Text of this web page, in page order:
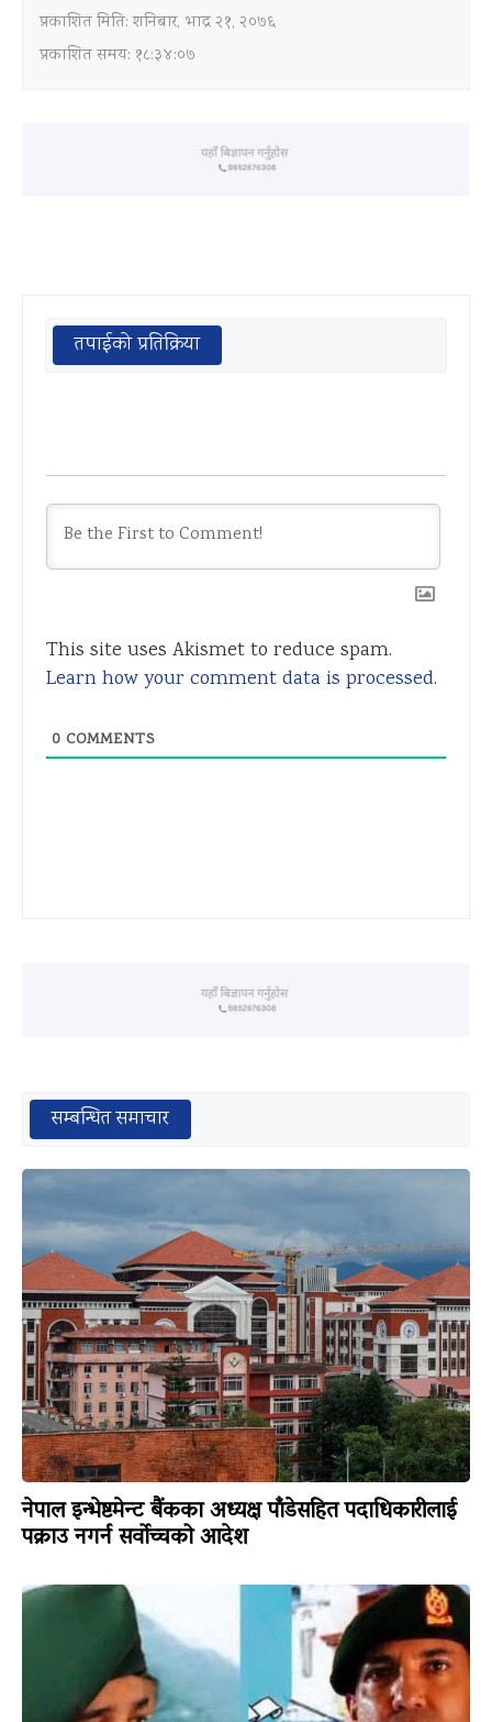
प्रकाशित मिति:शनिबार, भाद्र २१, २०७६
प्रकाशित समय: १८:३४:०७
तपाईको प्रतिक्रिया
This site uses Akismet to reduce spam.
Learn how your comment data is processed.
0 COMMENTS
सम्बन्धित समाचार
नेपाल इन्भेष्टमेन्ट बैंकका अध्यक्ष पाँडेसहित पदाधिकारीलाई
पक्राउ नगर्न सर्वोच्चको आदेश